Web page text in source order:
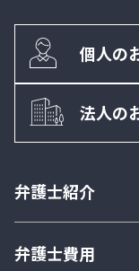
個人の
法人の
弁護士紹介
弁護士費用